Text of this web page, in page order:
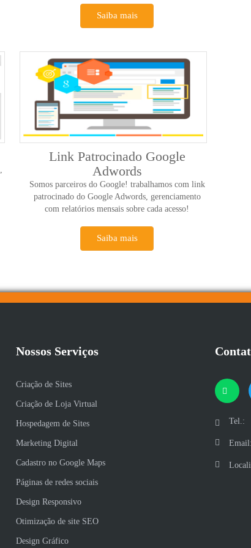
Saiba mais
Link Patrocinado Google
Adwords
Somos parceiros do Google! trabalhamos com link
patrocinado do Google Adwords, gerenciamento
com relatórios mensais sobre cada acesso!
Saiba mais
Nossos Serviços
Criação de Sites
Criação de Loja Virtual
Hospedagem de Sites
Marketing Digital
Cadastro no Google Maps
Páginas de redes sociais
Design Responsivo
Otimização de site SEO
Design Gráfico
Tel.:
Email: